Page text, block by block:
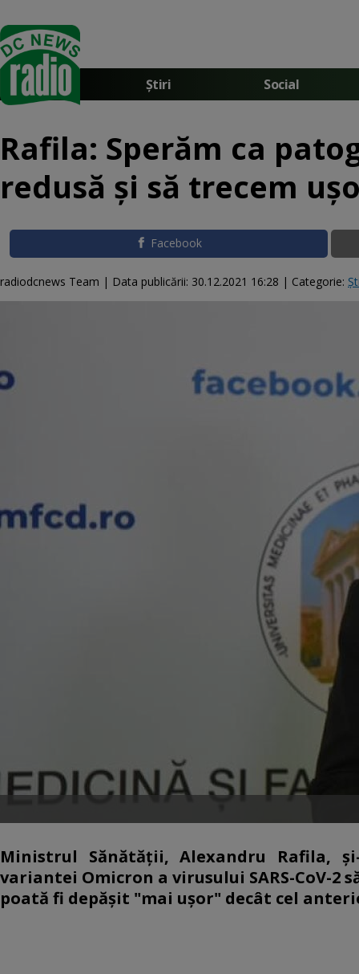
Știri Social
Rafila: Sperăm ca
redusă şi să trecem
Facebook
radiodcnews Team | Data publicării: 30.12.2021 16:28 | Categorie:
Ministrul Sănătăţii, Alexandru Rafila,
variantei Omicron a virusului SARS-CoV-2
poată fi depăşit "mai uşor" decât cel